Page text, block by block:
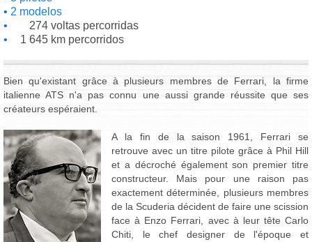
2 modelos
274 voltas percorridas
1 645 km percorridos
Bien qu'existant grâce à plusieurs membres de Ferrari, la firme
italienne ATS n'a pas connu une aussi grande réussite que ses
créateurs espéraient.
A la fin de la saison 1961, Ferrari se
retrouve avec un titre pilote grâce à Phil Hill
et a décroché également son premier titre
constructeur. Mais pour une raison pas
exactement déterminée, plusieurs membres
de la Scuderia décident de faire une scission
face à Enzo Ferrari, avec à leur tête Carlo
Chiti, le chef designer de l'époque et